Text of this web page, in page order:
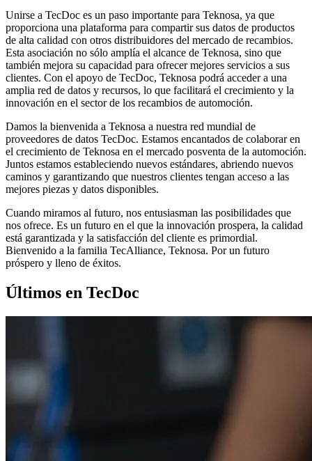
Unirse a TecDoc es un paso importante para Teknosa, ya que
proporciona una plataforma para compartir sus datos de productos
de alta calidad con otros distribuidores del mercado de recambios.
Esta asociación no sólo amplía el alcance de Teknosa, sino que
también mejora su capacidad para ofrecer mejores servicios a sus
clientes. Con el apoyo de TecDoc, Teknosa podrá acceder a una
amplia red de datos y recursos, lo que facilitará el crecimiento y la
innovación en el sector de los recambios de automoción.
Damos la bienvenida a Teknosa a nuestra red mundial de
proveedores de datos TecDoc. Estamos encantados de colaborar en
el crecimiento de Teknosa en el mercado posventa de la automoción.
Juntos estamos estableciendo nuevos estándares, abriendo nuevos
caminos y garantizando que nuestros clientes tengan acceso a las
mejores piezas y datos disponibles.
Cuando miramos al futuro, nos entusiasman las posibilidades que
nos ofrece. Es un futuro en el que la innovación prospera, la calidad
está garantizada y la satisfacción del cliente es primordial.
Bienvenido a la familia TecAlliance, Teknosa. Por un futuro
próspero y lleno de éxitos.
Últimos en TecDoc